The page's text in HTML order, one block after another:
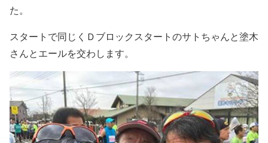
た。
スタートで同じくＤブロックスタートのサトちゃんと塗木
さんとエールを交わします。